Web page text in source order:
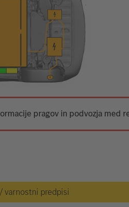
pragov in podvozja med
varnostni predpisi